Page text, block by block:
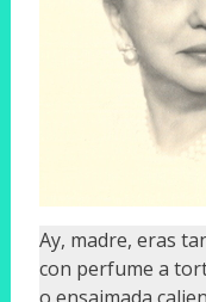
Ay, madre, eras
con perfume a